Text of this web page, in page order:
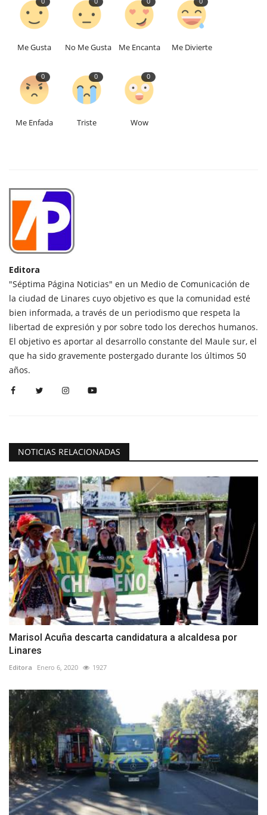
Me Gusta No Me Gusta Me Encanta Me Divierte
0
Me Enfada
0
Triste
0
Wow
Editora
"Séptima Página Noticias" en un Medio de Comunicación de
la ciudad de Linares cuyo objetivo es que la comunidad esté
bien informada, a través de un periodismo que respeta la
libertad de expresión y por sobre todo los derechos humanos.
El objetivo es aportar al desarrollo constante del Maule sur, el
que ha sido gravemente postergado durante los últimos 50
años.
NOTICIAS RELACIONADAS
Marisol Acuña descarta candidatura a alcaldesa por
Linares
Editora Enero 6, 2020 1927